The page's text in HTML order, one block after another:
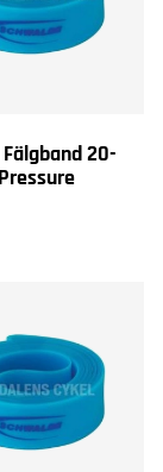
20-